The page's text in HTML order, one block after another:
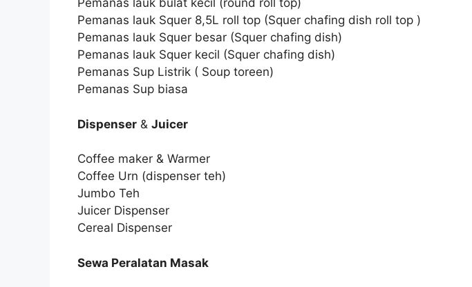
Pemanas lauk bulat kecil (round roll top)
Pemanas lauk Squer 8,5L roll top (Squer chafing dish roll top )
Pemanas lauk Squer besar (Squer chafing dish)
Pemanas lauk Squer kecil (Squer chafing dish)
Pemanas Sup Listrik ( Soup toreen)
Pemanas Sup biasa
Dispenser & Juicer
Coffee maker & Warmer
Coffee Urn (dispenser teh)
Jumbo Teh
Juicer Dispenser
Cereal Dispenser
Sewa Peralatan Masak